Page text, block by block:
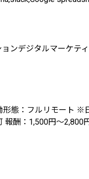
ンデジタルマーケテ
態：フルリモート
酬：1,500円〜